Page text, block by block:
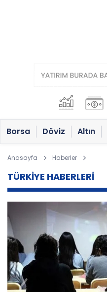
Borsa Döviz Altın
Anasayfa Haberler
TÜRKİYE HABERLERİ